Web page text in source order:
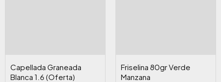
Capellada Graneada
Blanca 1.6 (Oferta)
Friselina 80gr Verde
Manzana